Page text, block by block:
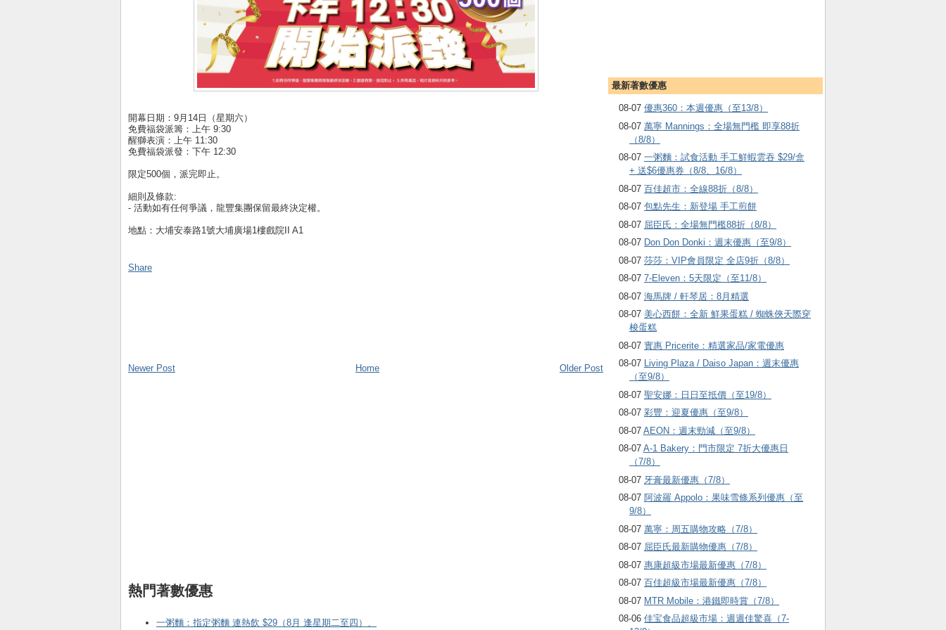
最新著數優惠
08-07 優惠360：本週優惠（至13/8）
08-07 萬寧 Mannings：全場無門檻 即享88折
（8/8）
08-07 一粥麵：試食活動 手工鮮蝦雲吞 $29/盒
+ 送$6優惠券（8/8、16/8）
08-07 百佳超市：全線88折（8/8）
08-07 包點先生：新登場 手工煎餅
08-07 屈臣氏：全場無門檻88折（8/8）
08-07 Don Don Donki：週末優惠（至9/8）
08-07 莎莎：VIP會員限定 全店9折（8/8）
08-07 7-Eleven：5天限定（至11/8）
08-07 海馬牌 / 軒琴居：8月精選
08-07 美心西餅：全新 鮮果蛋糕 / 蜘蛛俠天際穿
梭蛋糕
08-07 實惠 Pricerite：精選家品/家電優惠
08-07 Living Plaza / Daiso Japan：週末優惠
（至9/8）
08-07 聖安娜：日日至抵價（至19/8）
08-07 彩豐：迎夏優惠（至9/8）
08-07 AEON：週末勁減（至9/8）
08-07 A-1 Bakery：門市限定 7折大優惠日
（7/8）
08-07 牙膏最新優惠（7/8）
08-07 阿波羅 Appolo：果味雪條系列優惠（至
9/8）
08-07 萬寧：周五購物攻略（7/8）
08-07 屈臣氏最新購物優惠（7/8）
08-07 惠康超級市場最新優惠（7/8）
08-07 百佳超級市場最新優惠（7/8）
08-07 MTR Mobile：港鐵即時賞（7/8）
08-06 佳宝食品超級市場：週週佳驚喜（7-
開幕日期：9月14日（星期六）
免費福袋派籌：上午 9:30
醒獅表演：上午 11:30
免費福袋派發：下午 12:30
限定500個，派完即止。
細則及條款:
- 活動如有任何爭議，龍豐集團保留最終決定權。
地點：大埔安泰路1號大埔廣場1樓戲院II A1
Share
Newer Post Older Post
Home
熱門著數優惠
一粥麵：指定粥麵 連熱飲 $29（8月 逢星期二至四）、